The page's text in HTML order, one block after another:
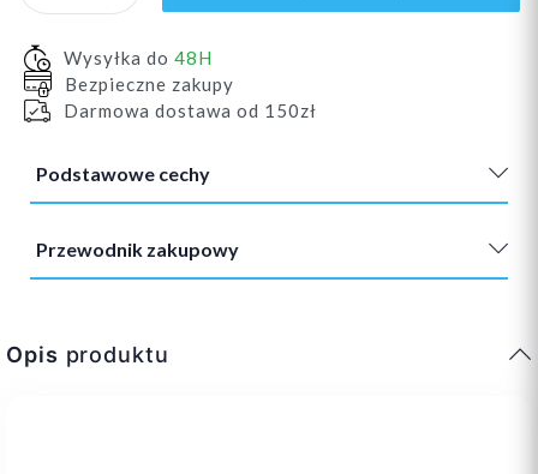
Wysyłka do 48H
Bezpieczne zakupy
Darmowa dostawa od 150zł
Podstawowe cechy
Przewodnik zakupowy
Opis produktu